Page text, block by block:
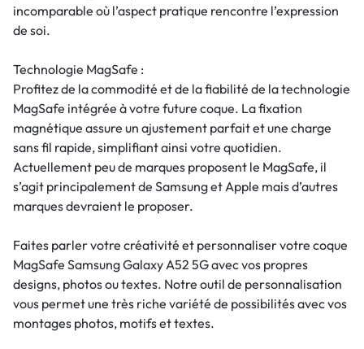
incomparable où l’aspect pratique rencontre l’expression
de soi.
Technologie MagSafe :
Profitez de la commodité et de la fiabilité de la technologie
MagSafe intégrée à votre future coque. La fixation
magnétique assure un ajustement parfait et une charge
sans fil rapide, simplifiant ainsi votre quotidien.
Actuellement peu de marques proposent le MagSafe, il
s’agit principalement de Samsung et Apple mais d’autres
marques devraient le proposer.
Faites parler votre créativité et personnaliser votre coque
MagSafe Samsung Galaxy A52 5G avec vos propres
designs, photos ou textes. Notre outil de personnalisation
vous permet une très riche variété de possibilités avec vos
montages photos, motifs et textes.